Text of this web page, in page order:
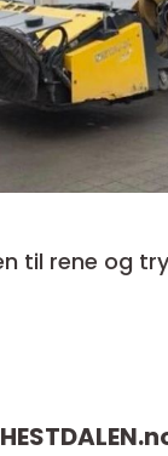
HESTDALEN.